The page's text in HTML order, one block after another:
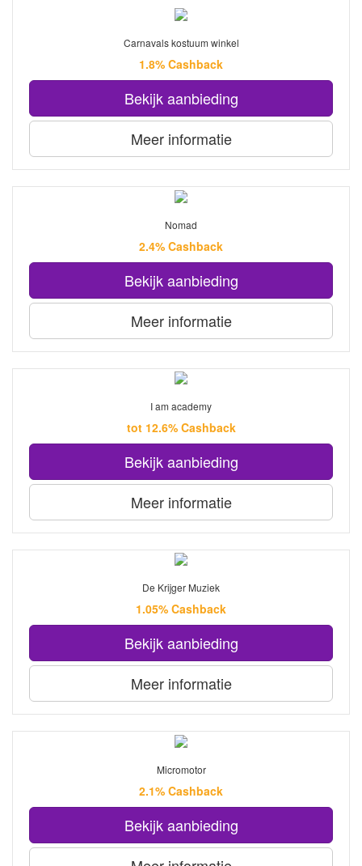
Carnavals kostuum winkel
1.8% Cashback
Bekijk aanbieding
Meer informatie
Nomad
2.4% Cashback
Bekijk aanbieding
Meer informatie
I am academy
tot 12.6% Cashback
Bekijk aanbieding
Meer informatie
De Krijger Muziek
1.05% Cashback
Bekijk aanbieding
Meer informatie
Micromotor
2.1% Cashback
Bekijk aanbieding